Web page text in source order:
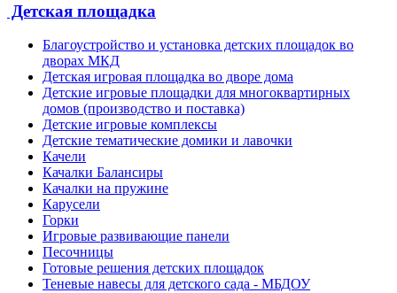
Детская площадка
Благоустройство и установка детских площадок во
дворах МКД
Детская игровая площадка во дворе дома
Детские игровые площадки для многоквартирных
домов (производство и поставка)
Детские игровые комплексы
Детские тематические домики и лавочки
Качели
Качалки Балансиры
Качалки на пружине
Карусели
Горки
Игровые развивающие панели
Песочницы
Готовые решения детских площадок
Теневые навесы для детского сада - МБДОУ